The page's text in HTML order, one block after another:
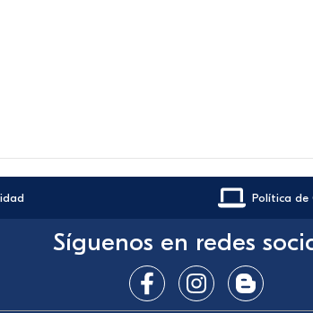
Política de
Síguenos en redes